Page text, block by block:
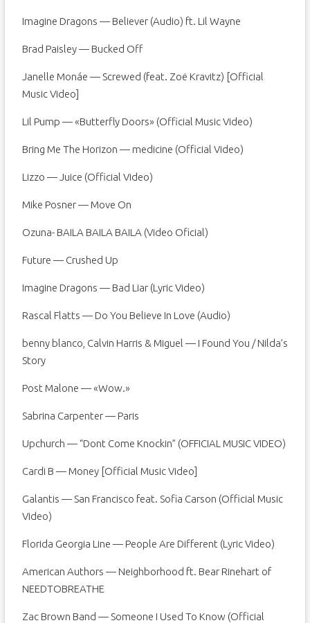
Imagine Dragons — Believer (Audio) ft. Lil Wayne
Brad Paisley — Bucked Off
Janelle Monáe — Screwed (feat. Zoë Kravitz) [Official
Music Video]
Lil Pump — «Butterfly Doors» (Official Music Video)
Bring Me The Horizon — medicine (Official Video)
Lizzo — Juice (Official Video)
Mike Posner — Move On
Ozuna- BAILA BAILA BAILA (Video Oficial)
Future — Crushed Up
Imagine Dragons — Bad Liar (Lyric Video)
Rascal Flatts — Do You Believe In Love (Audio)
benny blanco, Calvin Harris & Miguel — I Found You / Nilda’s
Story
Post Malone — «Wow.»
Sabrina Carpenter — Paris
Upchurch — “Dont Come Knockin” (OFFICIAL MUSIC VIDEO)
Cardi B — Money [Official Music Video]
Galantis — San Francisco feat. Sofia Carson (Official Music
Video)
Florida Georgia Line — People Are Different (Lyric Video)
American Authors — Neighborhood ft. Bear Rinehart of
NEEDTOBREATHE
Zac Brown Band — Someone I Used To Know (Official